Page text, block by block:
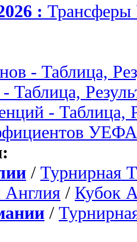
:
- Таблица,
Таблица,
- Таблица,
УЕФА
/ Турнирная
/ Кубок
/